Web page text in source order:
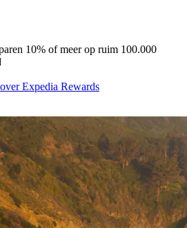
10% of meer op ruim 100.000
Expedia Rewards